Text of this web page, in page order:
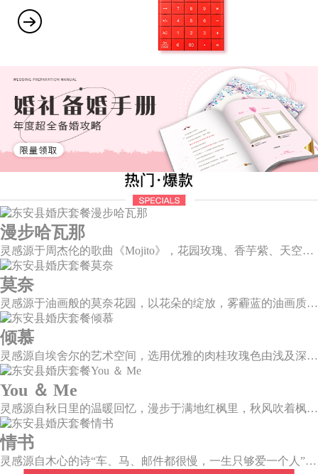
漫步哈瓦那
灵感源于周杰伦的歌曲《Mojito》，花园玫瑰、香芋紫、天空蓝等色彩碰撞出的热带风情，在多层次空间下大方异域光彩。因为遇见了爱情，整个世界都变得五彩斑斓。
莫奈
灵感源于油画般的莫奈花园，以花朵的绽放，雾霾蓝的油画质感打造，簇拥着花房的精美花艺点缀。在这幽静美好的方寸之地，浪漫正在生长和蔓延，直至永恒。
倾慕
灵感源自埃舍尔的艺术空间，选用优雅的肉桂玫瑰色由浅及深层层浸润，尽显复古柔情。婚礼以解构主义的风格，呈现不规则几何形状多种角度的拼合，带来丰富的视觉层次。
You ＆ Me
灵感源自秋日里的温暖回忆，漫步于满地红枫里，秋风吹着枫叶飒飒作响，我看着漫天的霞光，脑海里灵感渐渐浮现，希望绘出一场如秋意般温柔的婚礼，将所有的美好定格于此。
情书
灵感源自木心的诗“车、马、邮件都很慢，一生只够爱一个人”。那是一个情书里的年代，见字如面，纸短情长，想为你再写一纸情书，一字一句掂量，把文字写成我思念的模样。